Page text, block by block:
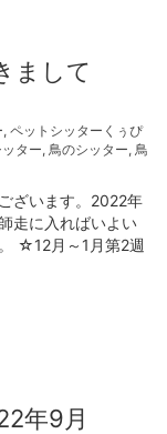
まして
, ペットシッターくぅぴ
ター, 鳥のシッター, 鳥
ざいます。2022年
走に入ればいよい
☆12月～1月第2週
年9月